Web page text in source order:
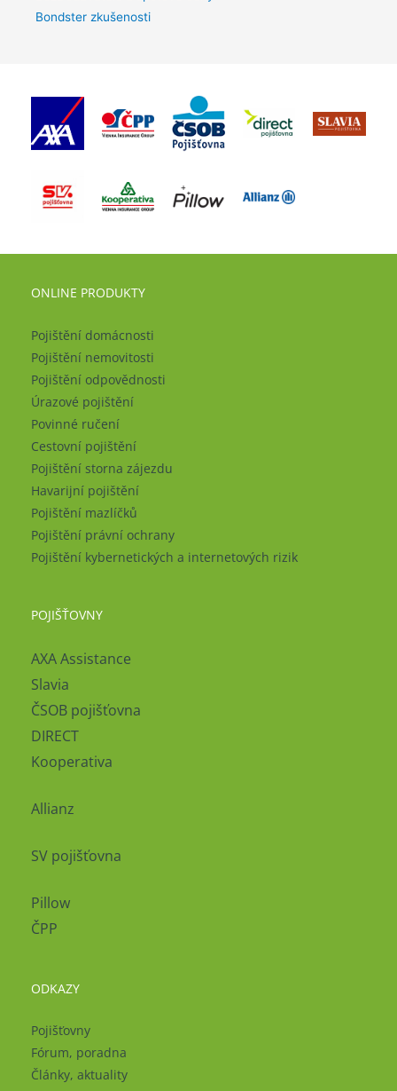
Bondster zkušenosti
ONLINE PRODUKTY
Pojištění domácnosti
Pojištění nemovitosti
Pojištění odpovědnosti
Úrazové pojištění
Povinné ručení
Cestovní pojištění
Pojištění storna zájezdu
Havarijní pojištění
Pojištění mazlíčků
Pojištění právní ochrany
Pojištění kybernetických a internetových rizik
POJIŠŤOVNY
AXA Assistance
Slavia
ČSOB pojišťovna
DIRECT
Kooperativa
Allianz
SV pojišťovna
Pillow
ČPP
ODKAZY
Pojišťovny
Fórum, poradna
Články, aktuality